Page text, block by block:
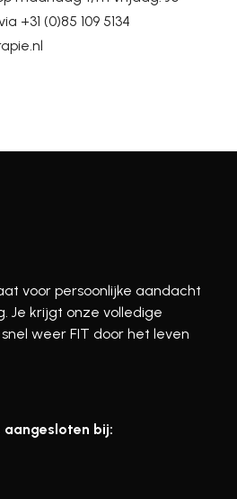
+31 (0)85 109 5134
voor persoonlijke aandacht
Je krijgt onze volledige
weer FIT door het leven
aangesloten bij: